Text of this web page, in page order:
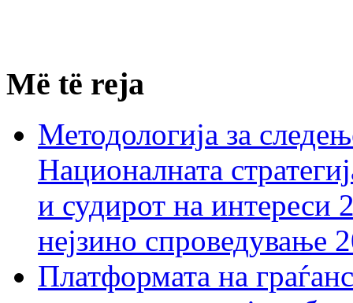
Më të reja
Методологија за
Националната
и судирот на интереси
нејзино спроведување
Платформата на